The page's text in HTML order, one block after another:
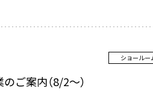
ご案内（8/2～）
ショールー